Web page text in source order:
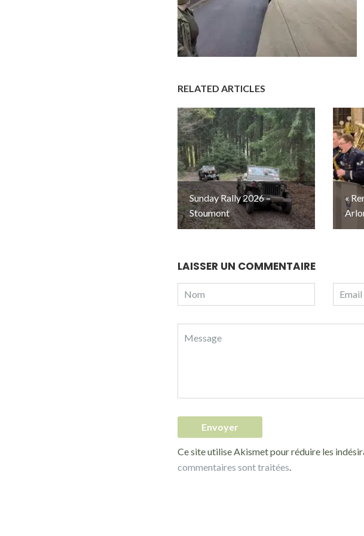
RELATED ARTICLES
Sunday Rally 2026 –
Stoumont
«
LAISSER UN COMMENTAIRE
Ce site utilise Akismet pour réduire les
commentaires sont traitées.